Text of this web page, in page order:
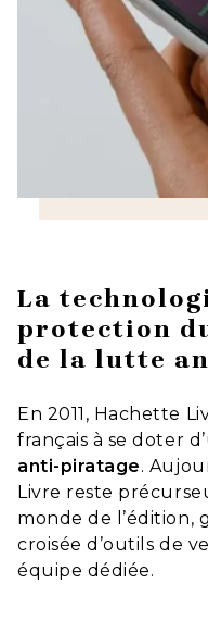
La
protection
de la lutte
En 2011, Hachette
français à se doter
anti-piratage.
Livre reste
monde de l’édition,
croisée d’outils de
équipe dédiée.